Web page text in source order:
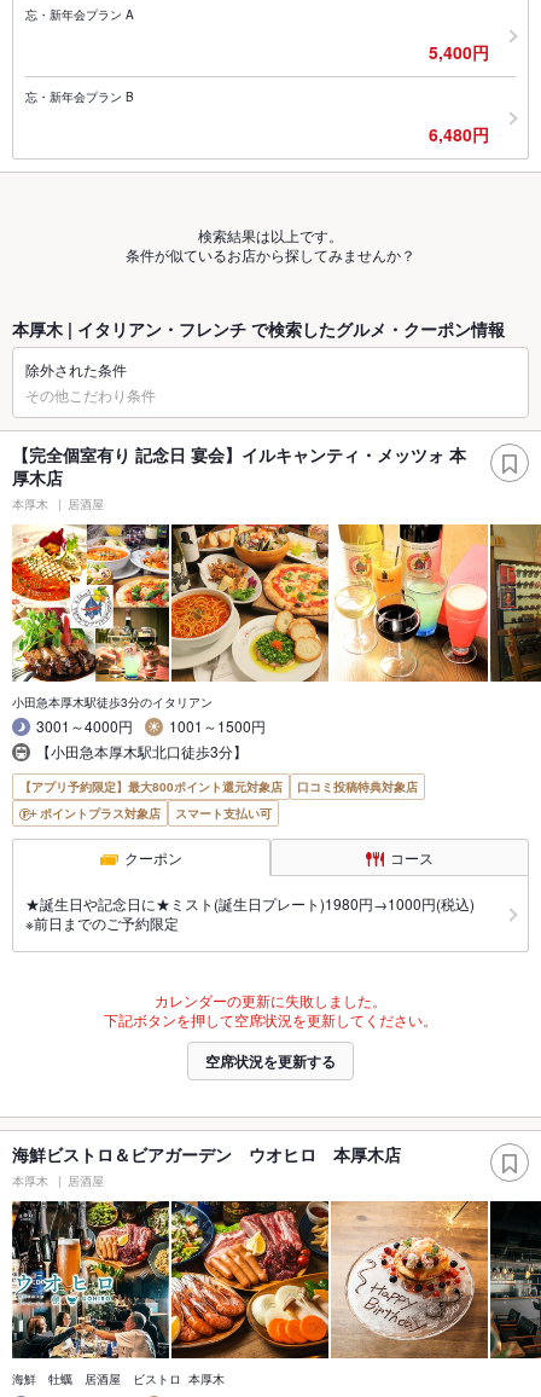
忘・新年会プラン A
5,400円
忘・新年会プラン B
6,480円
検索結果は以上です。
条件が似ているお店から探してみませんか？
本厚木 | イタリアン・フレンチ で検索したグルメ・クーポン情報
除外された条件
その他こだわり条件
【完全個室有り 記念日 宴会】イルキャンティ・メッツォ 本
厚木店
本厚木 居酒屋
小田急本厚木駅徒歩3分のイタリアン
3001～4000円
1001～1500円
【小田急本厚木駅北口徒歩3分】
【アプリ予約限定】最大800ポイント還元対象店
口コミ投稿特典対象店
ポイントプラス対象店
スマート支払い可
クーポン コース
★誕生日や記念日に★ミスト(誕生日プレート)1980円→1000円(税込)
※前日までのご予約限定
カレンダーの更新に失敗しました。
下記ボタンを押して空席状況を更新してください。
空席状況を更新する
海鮮ビストロ＆ビアガーデン ウオヒロ 本厚木店
本厚木 居酒屋
海鮮 牡蠣 居酒屋 ビストロ 本厚木